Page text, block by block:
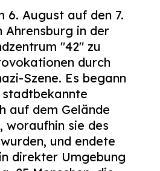
6. August auf den 7.
Ahrensburg in der
"42" zu
durch
Szene. Es begann
auf dem Gelände
woraufhin sie des
und endete
direkter Umgebung